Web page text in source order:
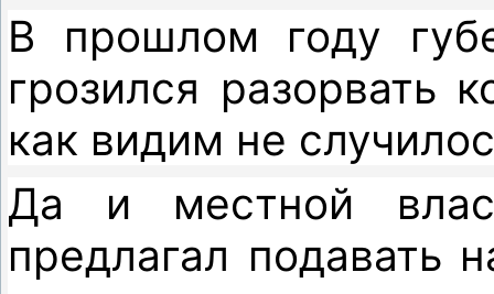
В прошлом году
грозился разорвать
как видим не
Да и местной
предлагал подавать